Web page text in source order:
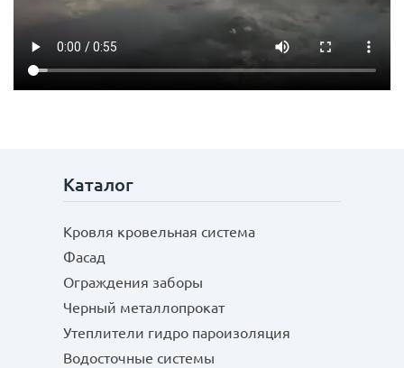
Каталог
Кровля кровельная система
Фасад
Ограждения заборы
Черный металлопрокат
Утеплители гидро пароизоляция
Водосточные системы